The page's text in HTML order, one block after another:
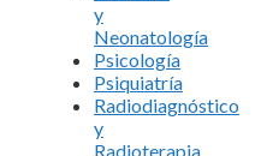
y
Neonatología
Psicología
Psiquiatría
Radiodiagnóstico
y
Radioterapia